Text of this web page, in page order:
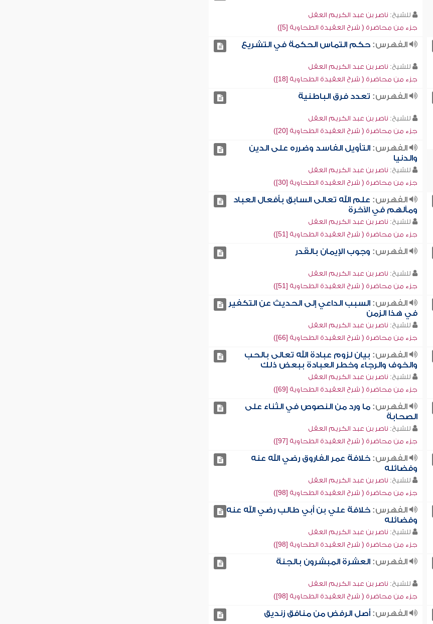
للشيخ: ناصر بن عبد الكريم العقل
جزء من محاضرة ( شرح العقيدة الطحاوية [5])
الفهرس: حكم التماس الحكمة في التشريع
للشيخ: ناصر بن عبد الكريم العقل
جزء من محاضرة ( شرح العقيدة الطحاوية [18])
الفهرس: تعدد فرق الباطنية
للشيخ: ناصر بن عبد الكريم العقل
جزء من محاضرة ( شرح العقيدة الطحاوية [20])
الفهرس: التأويل الفاسد وضرره على الدين
والدنيا
للشيخ: ناصر بن عبد الكريم العقل
جزء من محاضرة ( شرح العقيدة الطحاوية [30])
الفهرس: علم الله تعالى السابق بأفعال العباد
ومآلهم في الآخرة
للشيخ: ناصر بن عبد الكريم العقل
جزء من محاضرة ( شرح العقيدة الطحاوية [51])
الفهرس: وجوب الإيمان بالقدر
للشيخ: ناصر بن عبد الكريم العقل
جزء من محاضرة ( شرح العقيدة الطحاوية [51])
الفهرس: السبب الداعي إلى الحديث عن التكفير
في هذا الزمن
للشيخ: ناصر بن عبد الكريم العقل
جزء من محاضرة ( شرح العقيدة الطحاوية [66])
الفهرس: بيان لزوم عبادة الله تعالى بالحب
والخوف والرجاء وخطر العبادة ببعض ذلك
للشيخ: ناصر بن عبد الكريم العقل
جزء من محاضرة ( شرح العقيدة الطحاوية [69])
الفهرس: ما ورد من النصوص في الثناء على
الصحابة
للشيخ: ناصر بن عبد الكريم العقل
جزء من محاضرة ( شرح العقيدة الطحاوية [97])
الفهرس: خلافة عمر الفاروق رضي الله عنه
وفضائله
للشيخ: ناصر بن عبد الكريم العقل
جزء من محاضرة ( شرح العقيدة الطحاوية [98])
الفهرس: خلافة علي بن أبي طالب رضي الله عنه
وفضائله
للشيخ: ناصر بن عبد الكريم العقل
جزء من محاضرة ( شرح العقيدة الطحاوية [98])
الفهرس: العشرة المبشرون بالجنة
للشيخ: ناصر بن عبد الكريم العقل
جزء من محاضرة ( شرح العقيدة الطحاوية [98])
الفهرس: أصل الرفض من منافق زنديق